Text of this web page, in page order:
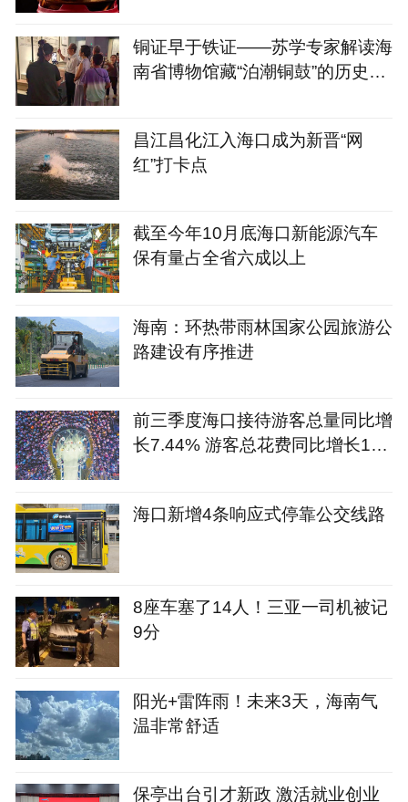
铜证早于铁证——苏学专家解读海
南省博物馆藏“泊潮铜鼓”的历史意
昌江昌化江入海口成为新晋“网
红”打卡点
截至今年10月底海口新能源汽车
保有量占全省六成以上
海南：环热带雨林国家公园旅游公
路建设有序推进
前三季度海口接待游客总量同比增
长7.44% 游客总花费同比增长12.
海口新增4条响应式停靠公交线路
8座车塞了14人！三亚一司机被记
9分
阳光+雷阵雨！未来3天，海南气
温非常舒适
保亭出台引才新政 激活就业创业